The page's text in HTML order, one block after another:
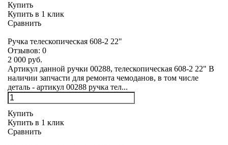
Купить
Купить в 1 клик
Сравнить
Ручка телескопическая 608-2 22"
Отзывов: 0
2 000 руб.
Артикул данной ручки 00288, телескопическая 608-2 22" В
наличии запчасти для ремонта чемоданов, в том числе
деталь - артикул 00288 ручка тел...
Купить
Купить в 1 клик
Сравнить